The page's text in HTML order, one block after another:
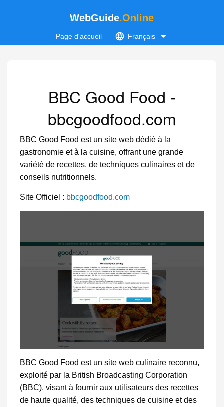
WebGuide.Online
Page d'accueil Français
BBC Good Food -
bbcgoodfood.com
BBC Good Food est un site web dédié à la
gastronomie et à la cuisine, offrant une grande
variété de recettes, de techniques culinaires et de
conseils nutritionnels.
Site Officiel : bbcgoodfood.com
BBC Good Food est un site web culinaire reconnu,
exploité par la British Broadcasting Corporation
(BBC), visant à fournir aux utilisateurs des recettes
de haute qualité, des techniques de cuisine et des